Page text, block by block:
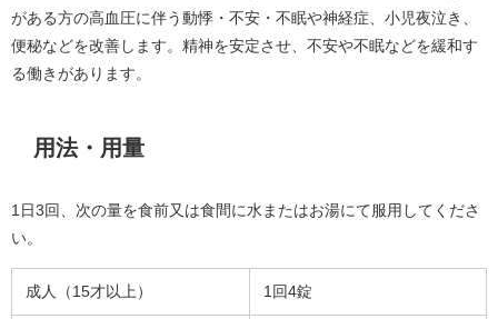
がある方の高血圧に伴う動悸・不安・不眠や神経症、小児夜泣き、
便秘などを改善します。精神を安定させ、不安や不眠などを緩和す
る働きがあります。
用法・用量
1日3回、次の量を食前又は食間に水またはお湯にて服用してくださ
い。
成人（15才以上） 1回4錠